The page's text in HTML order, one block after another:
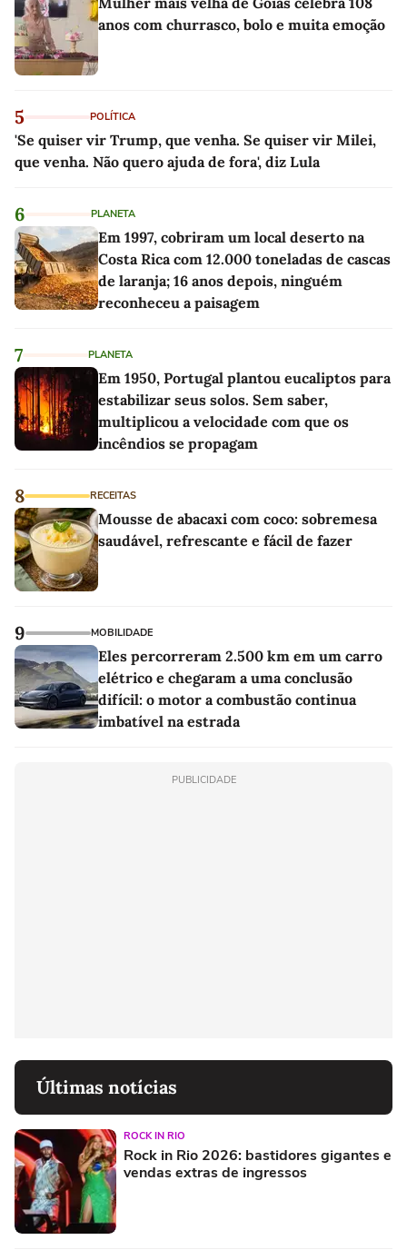
anos com churrasco, bolo e muita emoção
5 POLÍTICA
'Se quiser vir Trump, que venha. Se quiser vir Milei,
que venha. Não quero ajuda de fora', diz Lula
6 PLANETA
Em 1997, cobriram um local deserto na
Costa Rica com 12.000 toneladas de cascas
de laranja; 16 anos depois, ninguém
reconheceu a paisagem
7 PLANETA
Em 1950, Portugal plantou eucaliptos para
estabilizar seus solos. Sem saber,
multiplicou a velocidade com que os
incêndios se propagam
8 RECEITAS
Mousse de abacaxi com coco: sobremesa
saudável, refrescante e fácil de fazer
9 MOBILIDADE
Eles percorreram 2.500 km em um carro
elétrico e chegaram a uma conclusão
difícil: o motor a combustão continua
imbatível na estrada
PUBLICIDADE
Últimas notícias
ROCK IN RIO
Rock in Rio 2026: bastidores gigantes e
vendas extras de ingressos